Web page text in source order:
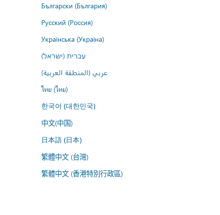
Български (България)
Русский (Россия)
Українська (Україна)
עברית (ישראל)
عربي (المنطقة العربية)
ไทย (ไทย)
한국어 (대한민국)
中文(中国)
日本語 (日本)
繁體中文 (台灣)
繁體中文 (香港特別行政區)